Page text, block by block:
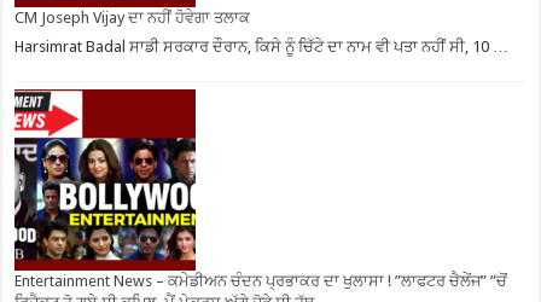
CM Joseph Vijay ਦਾ ਨਹੀਂ ਹੋਵੇਗਾ ਤਲਾਕ
Harsimrat Badal ਸਾਡੀ ਸਰਕਾਰ ਦੌਰਾਨ, ਕਿਸੇ ਨੂੰ ਚਿੱਟੇ ਦਾ ਨਾਮ ਵੀ ਪਤਾ ਨਹੀਂ ਸੀ, 10 …
Entertainment News – ਕਮੇਡੀਅਨ ਚੰਦਨ ਪ੍ਰਭਾਕਰ ਦਾ ਖੁਲਾਸਾ ! ”ਲਾਫਟਰ ਚੈਲੇਂਜ” ”ਚੋਂ